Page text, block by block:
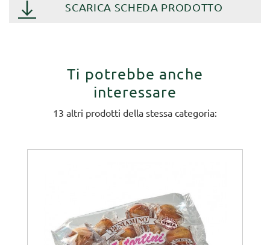
SCARICA SCHEDA PRODOTTO
Ti potrebbe anche
interessare
13 altri prodotti della stessa categoria: